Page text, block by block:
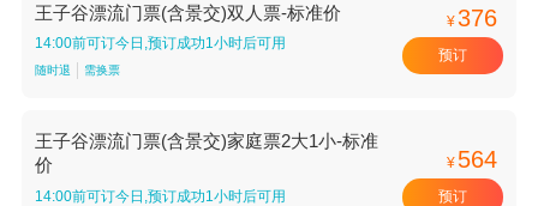
王子谷漂流门票(含景交)双人票-标准价
14:00前可订今日,预订成功1小时后可用
随时退 需换票
¥376
预订
王子谷漂流门票(含景交)家庭票2大1小-标准
价
14:00前可订今日,预订成功1小时后可用
¥ 564
预订